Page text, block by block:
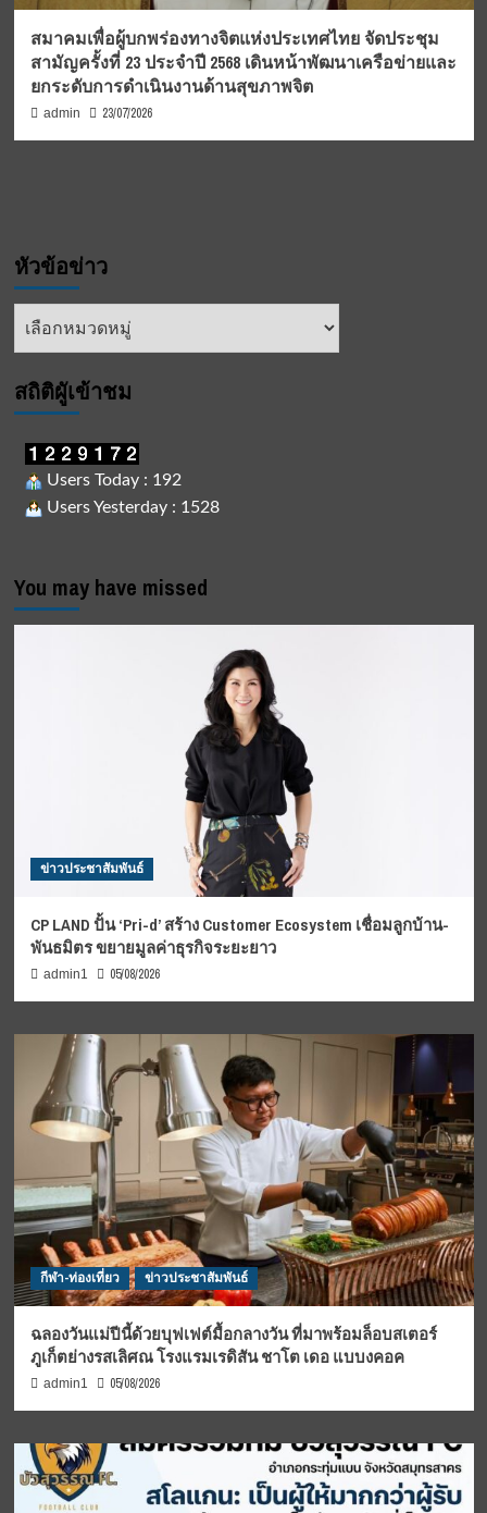
สมาคมเพื่อผู้บกพร่องทางจิตแห่งประเทศไทย จัดประชุม
สามัญครั้งที่ 23 ประจำปี 2568 เดินหน้าพัฒนาเครือข่ายและ
ยกระดับการดำเนินงานด้านสุขภาพจิต
admin 23/07/2026
หัวข้อข่าว
หัวข้อ
สถิติผูัเข้าชม
Users Today : 192
Users Yesterday : 1528
You may have missed
ข่าวประชาสัมพันธ์
CP LAND ปั้น ‘Pri-d’ สร้าง Customer Ecosystem เชื่อมลูกบ้าน-
พันธมิตร ขยายมูลค่าธุรกิจระยะยาว
admin1 05/08/2026
กีฬา-ท่องเที่ยว ข่าวประชาสัมพันธ์
ฉลองวันแม่ปีนี้ด้วยบุฟเฟต์มื้อกลางวัน ที่มาพร้อมล็อบสเตอร์
ภูเก็ตย่างรสเลิศณ โรงแรมเรดิสัน ชาโต เดอ แบบงคอค
admin1 05/08/2026